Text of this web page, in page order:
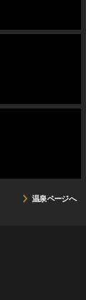
温泉ページへ